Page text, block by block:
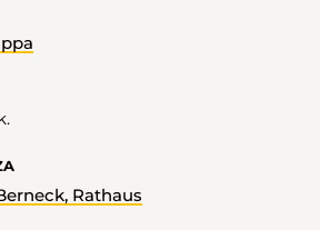
10h00 Berneck, Rathaus